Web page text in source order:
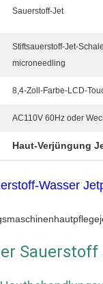
Sauerstoff-Jet
Stiftsauerstoff-Jet-
microneedling
8,4-Zoll-Farbe-LCD-
AC110V 60Hz oder
Haut-Verjüngung
Wasser
Sauerstoff